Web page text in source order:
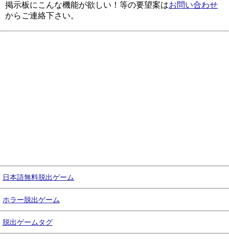
掲示板にこんな機能が欲しい！等の要望案はお問い合わせ
からご連絡下さい。
日本語無料脱出ゲーム
ホラー脱出ゲーム
脱出ゲームタグ